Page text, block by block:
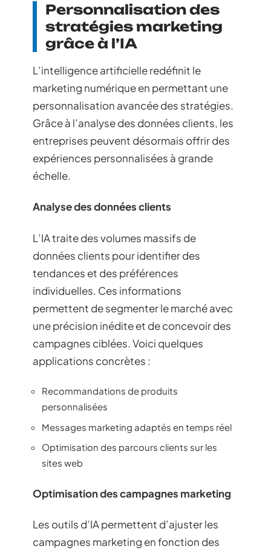
Personnalisation des
stratégies marketing
grâce à l’IA
L’intelligence artificielle redéfinit le
marketing numérique en permettant une
personnalisation avancée des stratégies.
Grâce à l’analyse des données clients, les
entreprises peuvent désormais offrir des
expériences personnalisées à grande
échelle.
Analyse des données clients
L’IA traite des volumes massifs de
données clients pour identifier des
tendances et des préférences
individuelles. Ces informations
permettent de segmenter le marché avec
une précision inédite et de concevoir des
campagnes ciblées. Voici quelques
applications concrètes :
Recommandations de produits
personnalisées
Messages marketing adaptés en temps réel
Optimisation des parcours clients sur les
sites web
Optimisation des campagnes marketing
Les outils d’IA permettent d’ajuster les
campagnes marketing en fonction des